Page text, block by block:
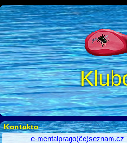
Kontakto
e-mentalprago(ĉe)seznam.cz